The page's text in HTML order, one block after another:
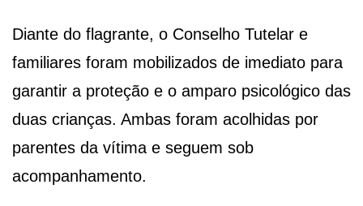
Diante do flagrante, o Conselho Tutelar e
familiares foram mobilizados de imediato para
garantir a proteção e o amparo psicológico das
duas crianças. Ambas foram acolhidas por
parentes da vítima e seguem sob
acompanhamento.